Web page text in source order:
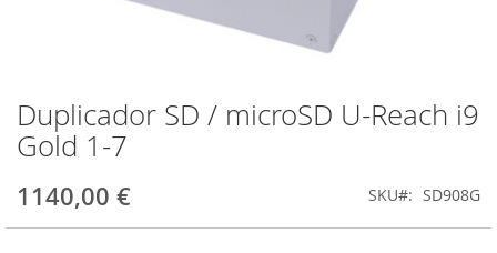
Duplicador SD / microSD U-Reach i9
Gold 1-7
1140,00 € SKU SD908G
Saltar
para
o
da